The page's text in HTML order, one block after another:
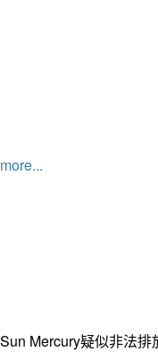
more...
Mercury疑似非法排